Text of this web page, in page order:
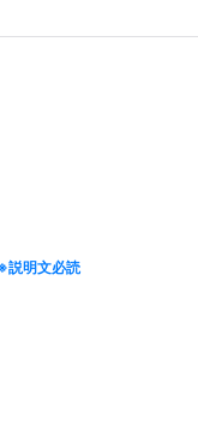
説明文必読